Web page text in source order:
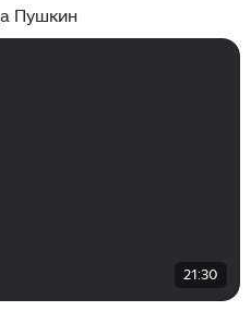
Пушкин
21:30